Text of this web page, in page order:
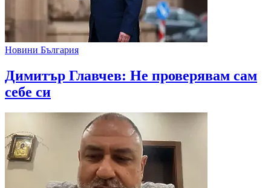
Новини България
Димитър Главчев: Не проверявам сам
себе си